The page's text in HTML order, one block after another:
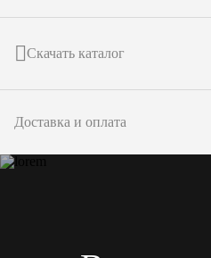
Скачать каталог
Доставка и оплата